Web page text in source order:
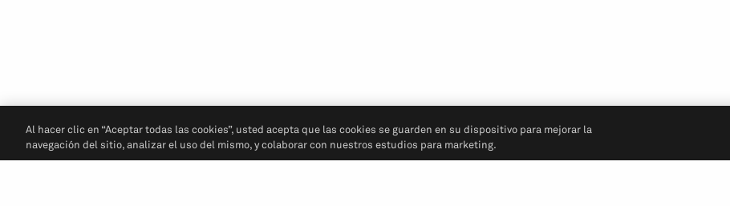
Al hacer clic en “Aceptar todas las cookies”, usted acepta que las cookies se guarden en su dispositivo para mejorar la
navegación del sitio, analizar el uso del mismo, y colaborar con nuestros estudios para marketing.